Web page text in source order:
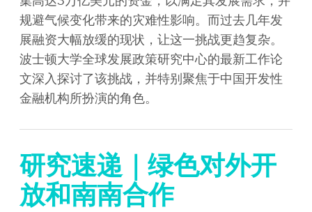
规避气候变化带来的灾难性影响。而过去几年发
展融资大幅放缓的现状，让这一挑战更趋复杂。
波士顿大学全球发展政策研究中心的最新工作论
文深入探讨了该挑战，并特别聚焦于中国开发性
金融机构所扮演的角色。
研究速递｜绿色对外开
放和南南合作